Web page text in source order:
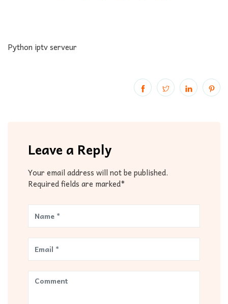
Python iptv serveur
Leave a Reply
Your email address will not be published.
Required fields are marked*